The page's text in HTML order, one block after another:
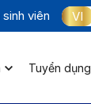
viên VI
Tuyển dụng